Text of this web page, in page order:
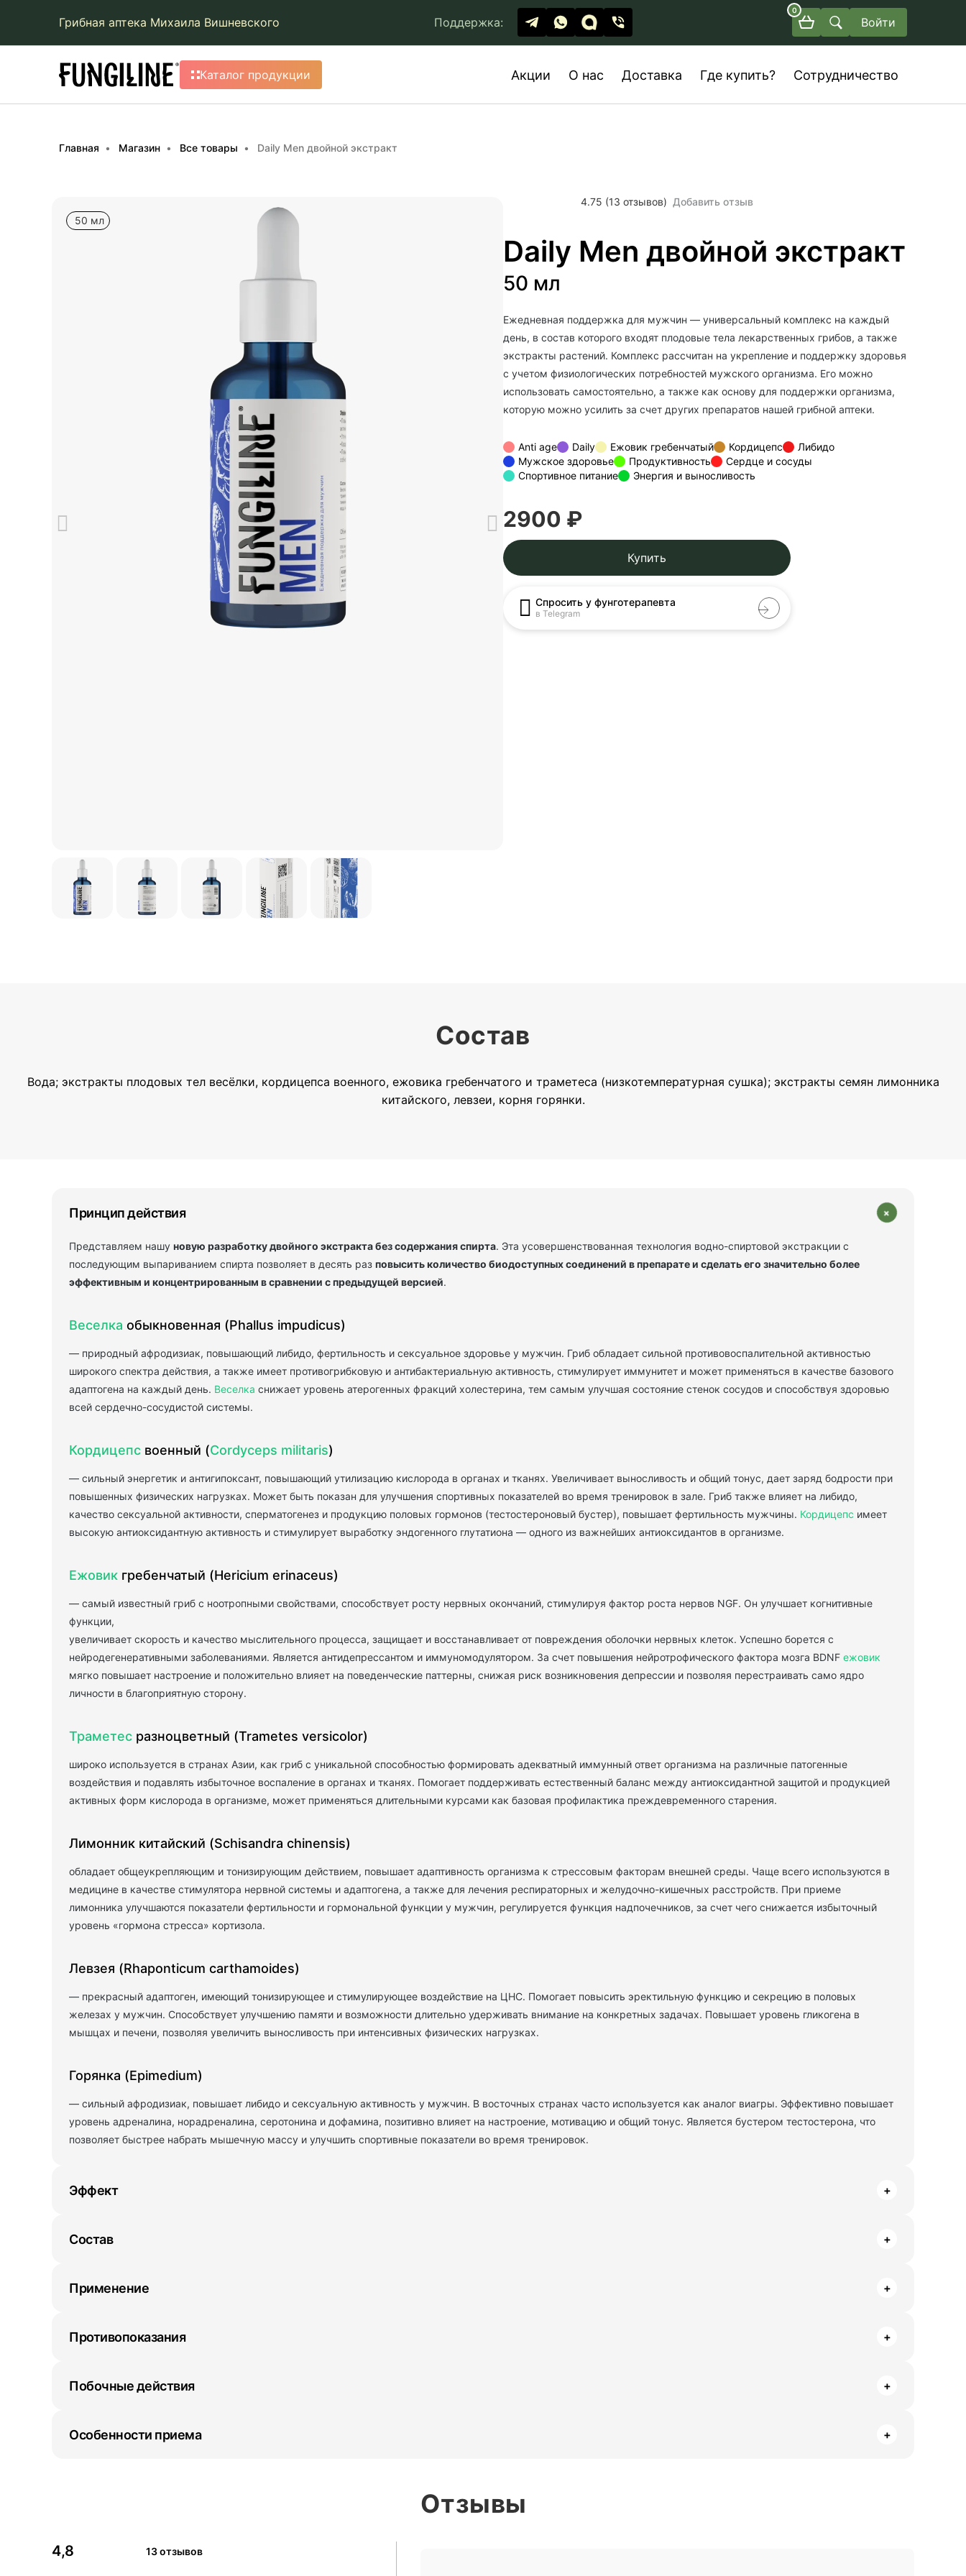
Грибная аптека Михаила Вишневского Поддержка:
0
Войти
Каталог продукции Акции О нас Доставка Где купить? Сотрудничество
Главная Магазин Все товары Daily Men двойной экстракт
50 мл
4.75 (13 отзывов) Добавить отзыв
Daily Men двойной экстракт
50 мл
Ежедневная поддержка для мужчин — универсальный комплекс на каждый
день, в состав которого входят плодовые тела лекарственных грибов, а также
экстракты растений. Комплекс рассчитан на укрепление и поддержку здоровья
с учетом физиологических потребностей мужского организма. Его можно
использовать самостоятельно, а также как основу для поддержки организма,
которую можно усилить за счет других препаратов нашей грибной аптеки.
Anti age Daily Ежовик гребенчатый Кордицепс
Либидо
Мужское здоровье
Продуктивность
Сердце и сосуды
Спортивное питание
Энергия и выносливость
2900 ₽
Купить
Спросить у фунготерапевта
в Telegram
Состав
Вода; экстракты плодовых тел весёлки, кордицепса военного, ежовика гребенчатого и траметеса (низкотемпературная сушка); экстракты семян лимонника
китайского, левзеи, корня горянки.
Принцип действия +
Представляем нашу новую разработку двойного экстракта без содержания спирта. Эта усовершенствованная технология водно-спиртовой экстракции с
последующим выпариванием спирта позволяет в десять раз повысить количество биодоступных соединений в препарате и сделать его значительно более
эффективным и концентрированным в сравнении с предыдущей версией.
Веселка обыкновенная (Phallus impudicus)
— природный афродизиак, повышающий либидо, фертильность и сексуальное здоровье у мужчин. Гриб обладает сильной противовоспалительной активностью
широкого спектра действия, а также имеет противогрибковую и антибактериальную активность, стимулирует иммунитет и может применяться в качестве базового
адаптогена на каждый день. Веселка снижает уровень атерогенных фракций холестерина, тем самым улучшая состояние стенок сосудов и способствуя здоровью
всей сердечно-сосудистой системы.
Кордицепс военный (Cordyceps militaris)
— сильный энергетик и антигипоксант, повышающий утилизацию кислорода в органах и тканях. Увеличивает выносливость и общий тонус, дает заряд бодрости при
повышенных физических нагрузках. Может быть показан для улучшения спортивных показателей во время тренировок в зале. Гриб также влияет на либидо,
качество сексуальной активности, сперматогенез и продукцию половых гормонов (тестостероновый бустер), повышает фертильность мужчины. Кордицепс имеет
высокую антиоксидантную активность и стимулирует выработку эндогенного глутатиона — одного из важнейших антиоксидантов в организме.
Ежовик гребенчатый (Hericium erinaceus)
— самый известный гриб с ноотропными свойствами, способствует росту нервных окончаний, стимулируя фактор роста нервов NGF. Он улучшает когнитивные
функции,
увеличивает скорость и качество мыслительного процесса, защищает и восстанавливает от повреждения оболочки нервных клеток. Успешно борется с
нейродегенеративными заболеваниями. Является антидепрессантом и иммуномодулятором. За счет повышения нейротрофического фактора мозга BDNF ежовик
мягко повышает настроение и положительно влияет на поведенческие паттерны, снижая риск возникновения депрессии и позволяя перестраивать само ядро
личности в благоприятную сторону.
Траметес разноцветный (Trametes versicolor)
широко используется в странах Азии, как гриб с уникальной способностью формировать адекватный иммунный ответ организма на различные патогенные
воздействия и подавлять избыточное воспаление в органах и тканях. Помогает поддерживать естественный баланс между антиоксидантной защитой и продукцией
активных форм кислорода в организме, может применяться длительными курсами как базовая профилактика преждевременного старения.
Лимонник китайский (Schisandra chinensis)
обладает общеукрепляющим и тонизирующим действием, повышает адаптивность организма к стрессовым факторам внешней среды. Чаще всего используются в
медицине в качестве стимулятора нервной системы и адаптогена, а также для лечения респираторных и желудочно-кишечных расстройств. При приеме
лимонника улучшаются показатели фертильности и гормональной функции у мужчин, регулируется функция надпочечников, за счет чего снижается избыточный
уровень «гормона стресса» кортизола.
Левзея (Rhaponticum carthamoides)
— прекрасный адаптоген, имеющий тонизирующее и стимулирующее воздействие на ЦНС. Помогает повысить эректильную функцию и секрецию в половых
железах у мужчин. Способствует улучшению памяти и возможности длительно удерживать внимание на конкретных задачах. Повышает уровень гликогена в
мышцах и печени, позволяя увеличить выносливость при интенсивных физических нагрузках.
Горянка (Epimedium)
— сильный афродизиак, повышает либидо и сексуальную активность у мужчин. В восточных странах часто используется как аналог виагры. Эффективно повышает
уровень адреналина, норадреналина, серотонина и дофамина, позитивно влияет на настроение, мотивацию и общий тонус. Является бустером тестостерона, что
позволяет быстрее набрать мышечную массу и улучшить спортивные показатели во время тренировок.
Эффект +
Состав +
Применение +
Противопоказания +
Побочные действия +
Особенности приема +
4,8 13 отзывов
Отзывы